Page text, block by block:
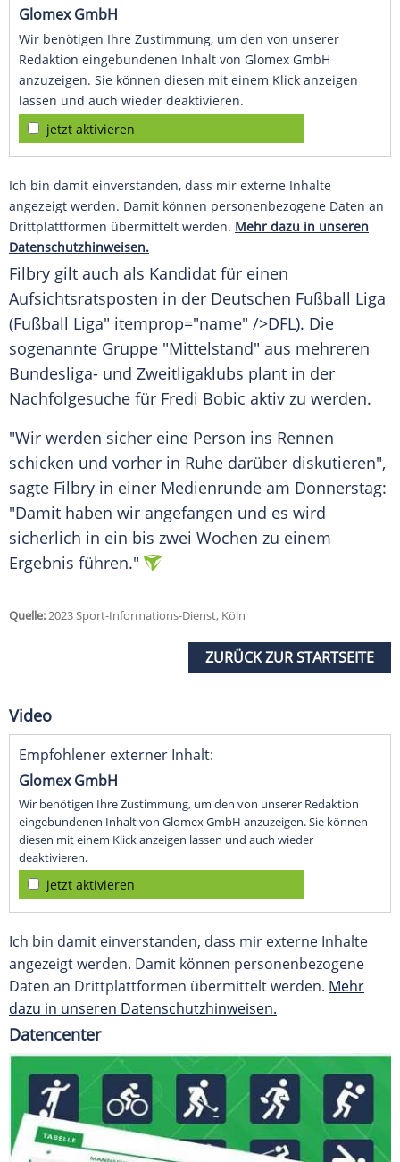
Glomex GmbH
Wir benötigen Ihre Zustimmung, um den von unserer
Redaktion eingebundenen Inhalt von Glomex GmbH
anzuzeigen. Sie können diesen mit einem Klick anzeigen
lassen und auch wieder deaktivieren.
jetzt aktivieren
Ich bin damit einverstanden, dass mir externe Inhalte
angezeigt werden. Damit können personenbezogene Daten an
Drittplattformen übermittelt werden. Mehr dazu in unseren
Datenschutzhinweisen.
Filbry gilt auch als Kandidat für einen
Aufsichtsratsposten in der Deutschen Fußball Liga
(Fußball Liga" itemprop="name" />DFL). Die
sogenannte Gruppe "Mittelstand" aus mehreren
Bundesliga- und Zweitligaklubs plant in der
Nachfolgesuche für Fredi Bobic aktiv zu werden.
"Wir werden sicher eine Person ins Rennen
schicken und vorher in Ruhe darüber diskutieren",
sagte Filbry in einer Medienrunde am Donnerstag:
"Damit haben wir angefangen und es wird
sicherlich in ein bis zwei Wochen zu einem
Ergebnis führen."
Quelle:2023 Sport-Informations-Dienst, Köln
ZURÜCK ZUR STARTSEITE
Video
Empfohlener externer Inhalt:
Glomex GmbH
Wir benötigen Ihre Zustimmung, um den von unserer Redaktion
eingebundenen Inhalt von Glomex GmbH anzuzeigen. Sie können
diesen mit einem Klick anzeigen lassen und auch wieder
deaktivieren.
jetzt aktivieren
Ich bin damit einverstanden, dass mir externe Inhalte
angezeigt werden. Damit können personenbezogene
Daten an Drittplattformen übermittelt werden. Mehr
dazu in unseren Datenschutzhinweisen.
Datencenter